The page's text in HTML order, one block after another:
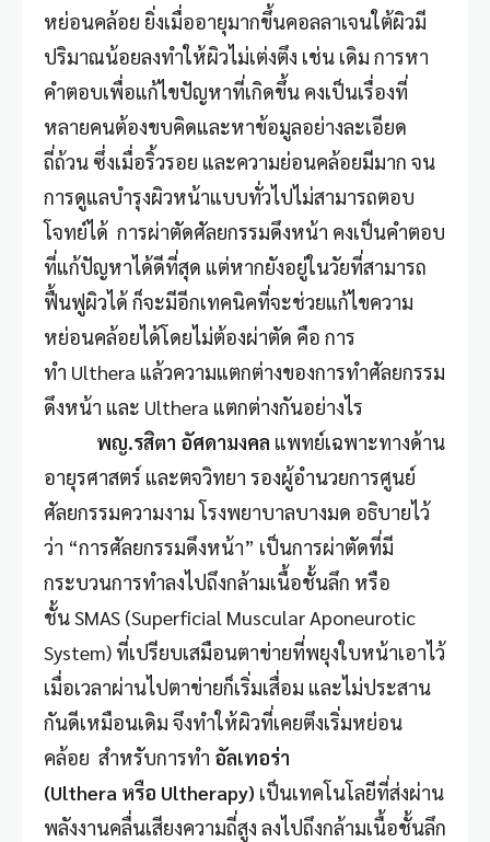
หย่อนคล้อย ยิ่งเมื่ออายุมากขึ้นคอลลาเจนใต้ผิวมี
ปริมาณน้อยลงทำให้ผิวไม่เต่งตึง เช่น เดิม การหา
คำตอบเพื่อแก้ไขปัญหาที่เกิดขึ้น คงเป็นเรื่องที่
หลายคนต้องขบคิดและหาข้อมูลอย่างละเอียด
ถี่ถ้วน ซึ่งเมื่อริ้วรอย และความย่อนคล้อยมีมาก จน
การดูแลบำรุงผิวหน้าแบบทั่วไปไม่สามารถตอบ
โจทย์ได้ การผ่าตัดศัลยกรรมดึงหน้า คงเป็นคำตอบ
ที่แก้ปัญหาได้ดีที่สุด แต่หากยังอยู่ในวัยที่สามารถ
ฟื้นฟูผิวได้ ก็จะมีอีกเทคนิคที่จะช่วยแก้ไขความ
หย่อนคล้อยได้โดยไม่ต้องผ่าตัด คือ การ
ทำ Ulthera แล้วความแตกต่างของการทำศัลยกรรม
ดึงหน้า และ Ulthera แตกต่างกันอย่างไร
พญ.รสิตา อัศดามงคล แพทย์เฉพาะทางด้าน
อายุรศาสตร์ และตจวิทยา รองผู้อำนวยการศูนย์
ศัลยกรรมความงามโรงพยาบาลบางมด อธิบายไว้
ว่า “การศัลยกรรมดึงหน้า” เป็นการผ่าตัดที่มี
กระบวนการทำลงไปถึงกล้ามเนื้อชั้นลึก หรือ
ชั้น SMAS (Superficial Muscular Aponeurotic
System) ที่เปรียบเสมือนตาข่ายที่พยุงใบหน้าเอาไว้
เมื่อเวลาผ่านไปตาข่ายก็เริ่มเสื่อม และไม่ประสาน
กันดีเหมือนเดิม จึงทำให้ผิวที่เคยตึงเริ่มหย่อน
คล้อย สำหรับการทำ อัลเทอร่า
(Ulthera หรือ Ultherapy) เป็นเทคโนโลยีที่ส่งผ่าน
พลังงานคลื่นเสียงความถี่สูง ลงไปถึงกล้ามเนื้อชั้นลึก